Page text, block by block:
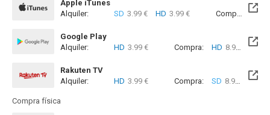
Apple iTunes
Alquiler:
SD 3.99 € HD 3.99 € Compra: SD
Google Play
Alquiler:
HD 3.99 € Compra: HD 8.99 €
Rakuten TV
Alquiler:
HD 3.99 € Compra: SD 8.99 € HD
Compra física